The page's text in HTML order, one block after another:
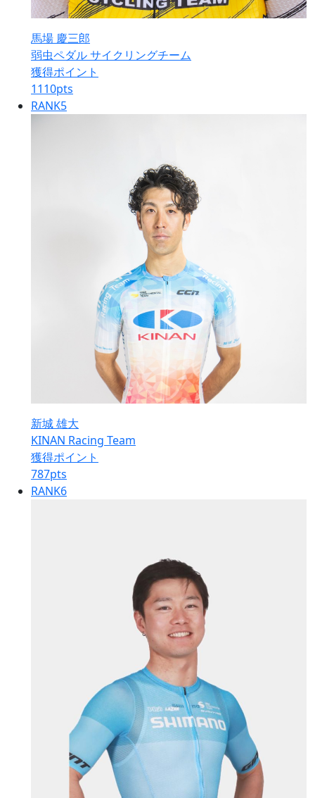
馬場 慶三郎
弱虫ペダル サイクリングチーム
獲得ポイント
1110pts
RANK5
新城 雄大
KINAN Racing Team
獲得ポイント
787pts
RANK6